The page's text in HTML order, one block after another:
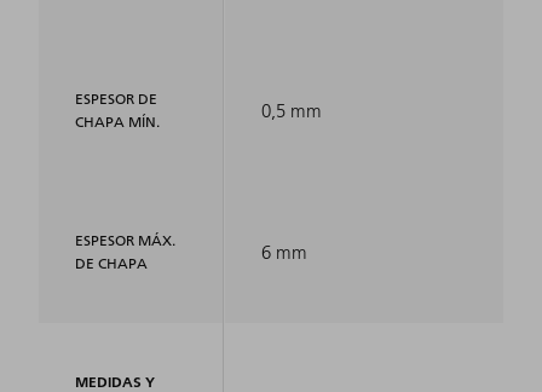
ESPESOR DE
CHAPA MÍN.
ESPESOR MÁX.
DE CHAPA
MEDIDAS Y
0,5 mm
6 mm